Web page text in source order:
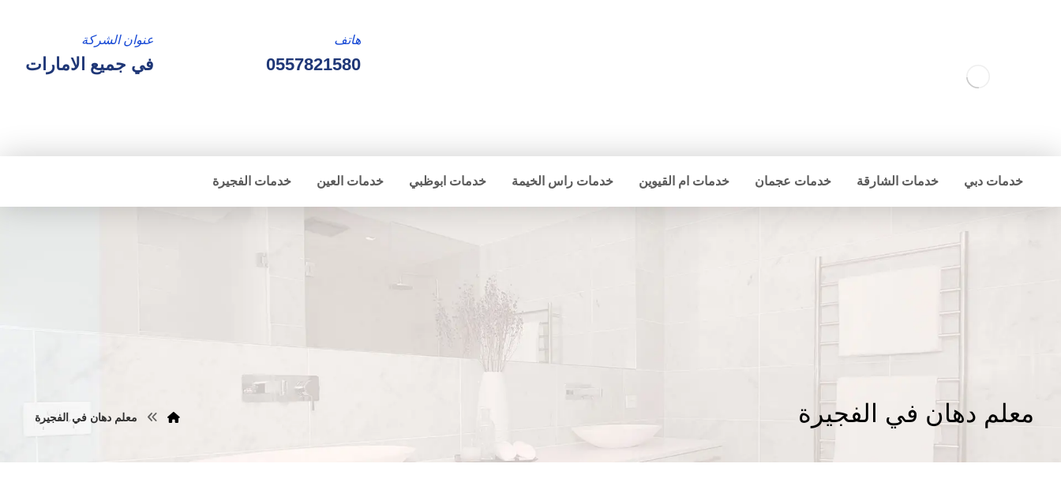
عنوان الشركة
في جميع الامارات
هاتف
0557821580
خدمات دبي خدمات الشارقة خدمات عجمان خدمات ام القيوين خدمات راس الخيمة خدمات ابوظبي خدمات العين خدمات الفجيرة
معلم دهان في الفجيرة معلم دهان في الفجيرة